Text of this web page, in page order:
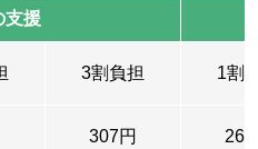
支援
3割負担 1割
307円